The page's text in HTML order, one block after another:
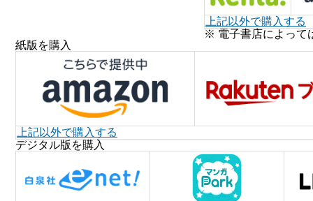
上記以外で購入する
※ 電子書店によって
紙版を購入
上記以外で購入する
デジタル版を購入